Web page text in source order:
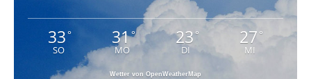
33°
SO
31°
MO
23°
DI
27 °
MI
Wetter von OpenWeatherMap